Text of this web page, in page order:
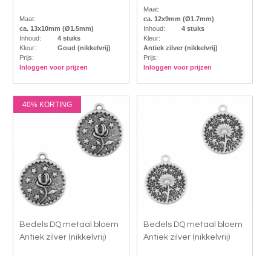
Maat:
ca. 13x10mm (Ø1.5mm)
Inhoud:
4 stuks
Kleur:
Goud (nikkelvrij)
Prijs:
Inloggen voor prijzen
Maat:
ca. 12x9mm (Ø1.7mm)
Inhoud:
4 stuks
Kleur:
Antiek zilver (nikkelvrij)
Prijs:
Inloggen voor prijzen
40% KORTING
Bedels DQ metaal bloem
Antiek zilver (nikkelvrij)
Bedels DQ metaal bloem
Antiek zilver (nikkelvrij)